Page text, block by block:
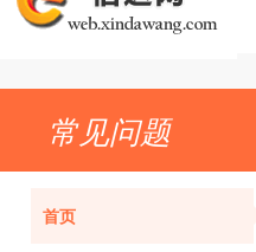
常见问题
首页